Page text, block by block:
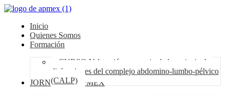
Inicio
Quienes Somos
Formación
CURSO Valoración y manejo de las principales
disfunciones del complejo abdomino-lumbo-pélvico
(CALP)
JORNADAS APMEX